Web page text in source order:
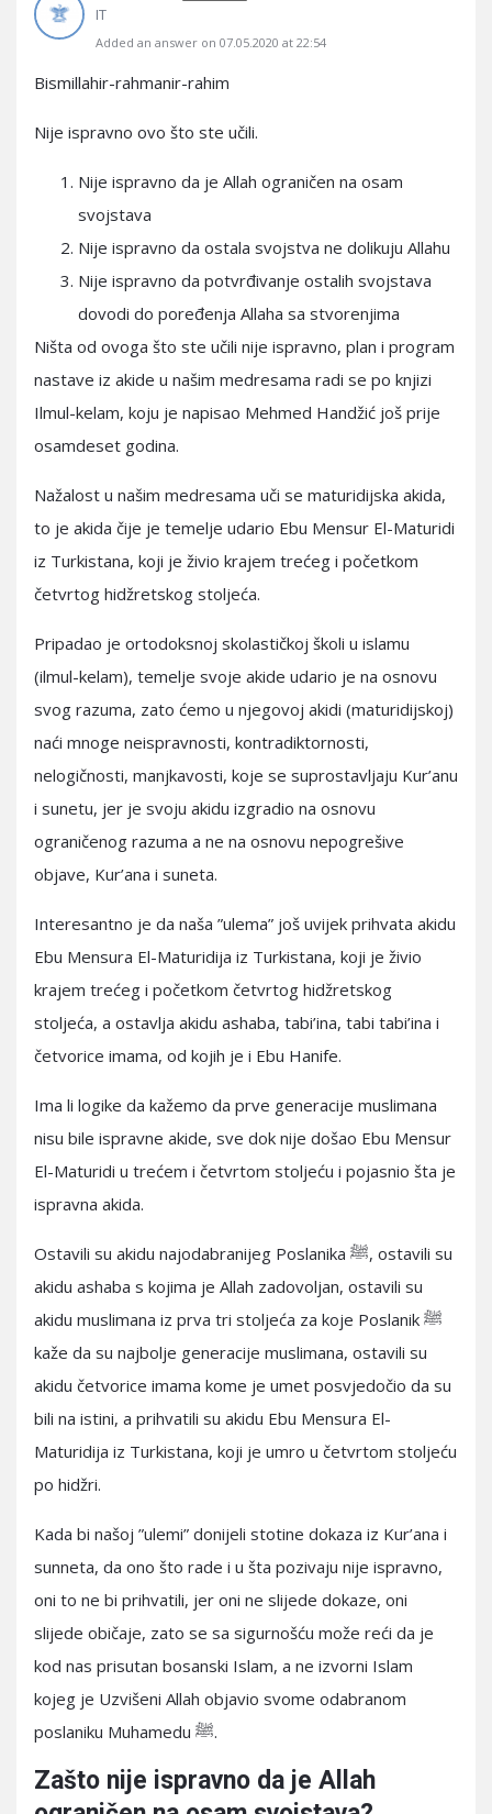
IT
Added an answer on 07.05.2020 at 22:54
Bismillahir-rahmanir-rahim
Nije ispravno ovo što ste učili.
Nije ispravno da je Allah ograničen na osam
svojstava
Nije ispravno da ostala svojstva ne dolikuju Allahu
Nije ispravno da potvrđivanje ostalih svojstava
dovodi do poređenja Allaha sa stvorenjima
Ništa od ovoga što ste učili nije ispravno, plan i program
nastave iz akide u našim medresama radi se po knjizi
Ilmul-kelam, koju je napisao Mehmed Handžić još prije
osamdeset godina.
Nažalost u našim medresama uči se maturidijska akida,
to je akida čije je temelje udario Ebu Mensur El-Maturidi
iz Turkistana, koji je živio krajem trećeg i početkom
četvrtog hidžretskog stoljeća.
Pripadao je ortodoksnoj skolastičkoj školi u islamu
(ilmul-kelam), temelje svoje akide udario je na osnovu
svog razuma, zato ćemo u njegovoj akidi (maturidijskoj)
naći mnoge neispravnosti, kontradiktornosti,
nelogičnosti, manjkavosti, koje se suprostavljaju Kur’anu
i sunetu, jer je svoju akidu izgradio na osnovu
ograničenog razuma a ne na osnovu nepogrešive
objave, Kur’ana i suneta.
Interesantno je da naša ”ulema” još uvijek prihvata akidu
Ebu Mensura El-Maturidija iz Turkistana, koji je živio
krajem trećeg i početkom četvrtog hidžretskog
stoljeća, a ostavlja akidu ashaba, tabi’ina, tabi tabi’ina i
četvorice imama, od kojih je i Ebu Hanife.
Ima li logike da kažemo da prve generacije muslimana
nisu bile ispravne akide, sve dok nije došao Ebu Mensur
El-Maturidi u trećem i četvrtom stoljeću i pojasnio šta je
ispravna akida.
Ostavili su akidu najodabranijeg Poslanika ﷺ, ostavili su
akidu ashaba s kojima je Allah zadovoljan, ostavili su
akidu muslimana iz prva tri stoljeća za koje Poslanik ﷺ
kaže da su najbolje generacije muslimana, ostavili su
akidu četvorice imama kome je umet posvjedočio da su
bili na istini, a prihvatili su akidu Ebu Mensura El-
Maturidija iz Turkistana, koji je umro u četvrtom stoljeću
po hidžri.
Kada bi našoj ”ulemi” donijeli stotine dokaza iz Kur’ana i
sunneta, da ono što rade i u šta pozivaju nije ispravno,
oni to ne bi prihvatili, jer oni ne slijede dokaze, oni
slijede običaje, zato se sa sigurnošću može reći da je
kod nas prisutan bosanski Islam, a ne izvorni Islam
kojeg je Uzvišeni Allah objavio svome odabranom
poslaniku Muhamedu ﷺ.
Zašto nije ispravno da je Allah